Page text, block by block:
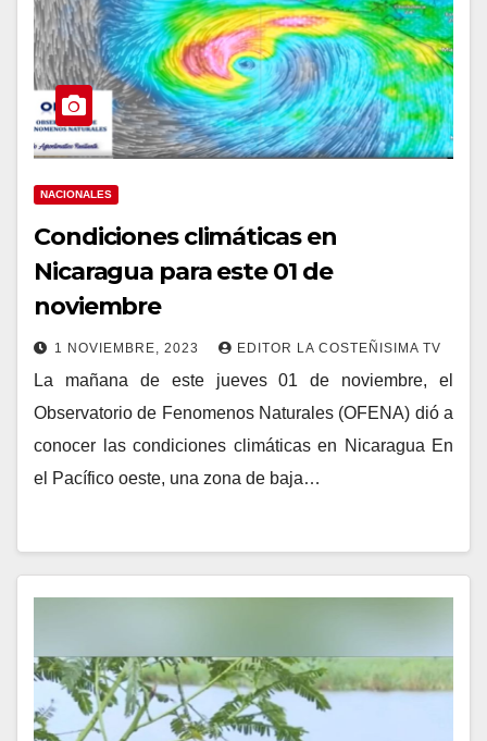
NACIONALES
Condiciones climáticas en
Nicaragua para este 01 de
noviembre
1 NOVIEMBRE, 2023 EDITOR LA COSTEÑISIMA TV
La mañana de este jueves 01 de noviembre, el
Observatorio de Fenomenos Naturales (OFENA) dió a
conocer las condiciones climáticas en Nicaragua En
el Pacífico oeste, una zona de baja…